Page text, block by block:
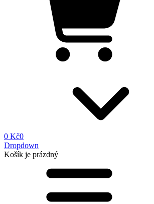
0 Kč0
Dropdown
Košík je prázdný